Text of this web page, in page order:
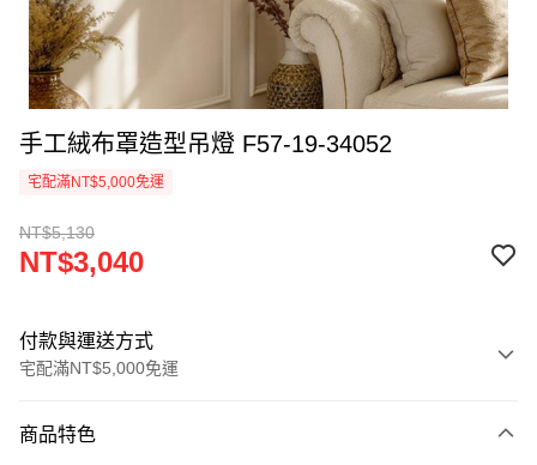
手工絨布罩造型吊燈 F57-19-34052
宅配滿NT$5,000免運
NT$5,130
NT$3,040
付款與運送方式
宅配滿NT$5,000免運
信用卡一次付款
商品特色